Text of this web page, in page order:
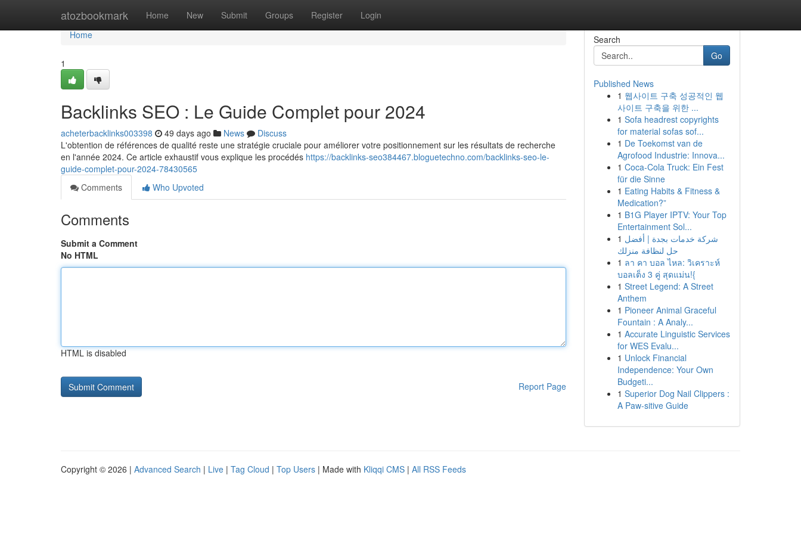
atozbookmark Home New Submit Groups Register Login
Home
Home
1
Backlinks SEO : Le Guide Complet pour 2024
acheterbacklinks003398 49 days ago News
Discuss
L'obtention de références de qualité reste une stratégie cruciale pour améliorer votre positionnement sur les résultats de recherche
en l'année 2024. Ce article exhaustif vous explique les procédés https://backlinks-seo384467.bloguetechno.com/backlinks-seo-le-
guide-complet-pour-2024-78430565
Comments
Who Upvoted
Comments
Submit a Comment
No HTML
HTML is disabled
Report Page
Search
Go
Published News
1 웹사이트 구축 성공적인 웹
사이트 구축을 위한 ...
1 Sofa headrest copyrights
for material sofas sof...
1 De Toekomst van de
Agrofood Industrie: Innova...
1 Coca-Cola Truck: Ein Fest
für die Sinne
1 Eating Habits & Fitness &
Medication?”
1 B1G Player IPTV: Your Top
Entertainment Sol...
1 شركة خدمات بجدة | أفضل
حل لنظافة منزلك
1 ลา คา บอล ไหล: วิเคราะห์
บอลเต็ง 3 คู่ สุดแม่น!{
1 Street Legend: A Street
Anthem
1 Pioneer Animal Graceful
Fountain : A Analy...
1 Accurate Linguistic Services
for WES Evalu...
1 Unlock Financial
Independence: Your Own
Budgeti...
1 Superior Dog Nail Clippers :
A Paw-sitive Guide
Copyright © 2026 | Advanced Search | Live | Tag Cloud | Top Users | Made with Kliqqi CMS | All RSS Feeds